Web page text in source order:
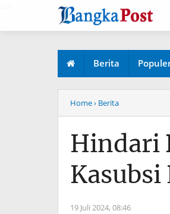
Berita
Home› Berita
Hindari
Kasubsi
19 Juli 2024, 08:46